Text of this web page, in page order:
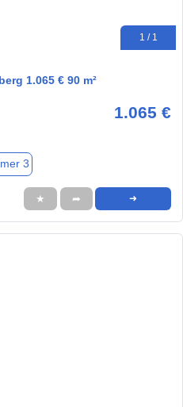
1 / 1
1.065 € 90 m²
1.065 €
3
★ ➦ ➜